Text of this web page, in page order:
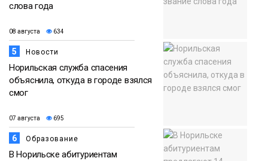
слова года
08 августа 634
5 Новости
Норильская служба спасения
объяснила, откуда в городе взялся
смог
07 августа 695
6 Образование
В Норильске абитуриентам